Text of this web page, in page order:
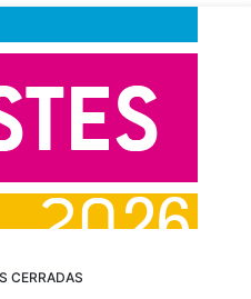
CERRADAS